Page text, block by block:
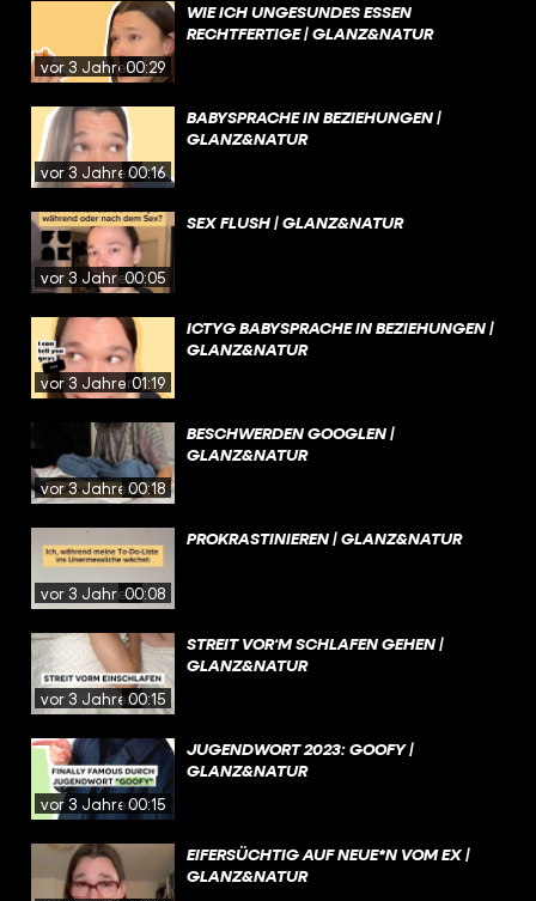
vor 3 Jahren00:29
WIE ICH UNGESUNDES ESSEN
RECHTFERTIGE | GLANZ&NATUR
vor 3 Jahren00:16
BABYSPRACHE IN BEZIEHUNGEN |
GLANZ&NATUR
vor 3 Jahren00:05
SEX FLUSH | GLANZ&NATUR
vor 3 Jahren01:19
ICTYG BABYSPRACHE IN BEZIEHUNGEN |
GLANZ&NATUR
vor 3 Jahren00:18
BESCHWERDEN GOOGLEN |
GLANZ&NATUR
vor 3 Jahren00:08
PROKRASTINIEREN | GLANZ&NATUR
vor 3 Jahren00:15
STREIT VOR‘M SCHLAFEN GEHEN |
GLANZ&NATUR
vor 3 Jahren00:15
JUGENDWORT 2023: GOOFY |
GLANZ&NATUR
EIFERSÜCHTIG AUF NEUE*N VOM EX |
GLANZ&NATUR